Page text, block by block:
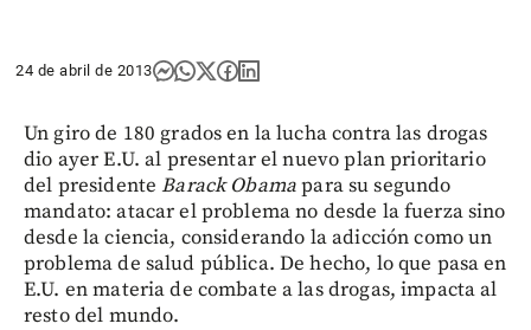
24 de abril de 2013
Un giro de 180 grados en la lucha contra las drogas
dio ayer E.U. al presentar el nuevo plan prioritario
del presidenteBarack Obamapara su segundo
mandato: atacar el problema no desde la fuerza sino
desde la ciencia, considerando la adicción como un
problema de salud pública. De hecho, lo que pasa en
E.U. en materia de combate a las drogas, impacta al
resto del mundo.